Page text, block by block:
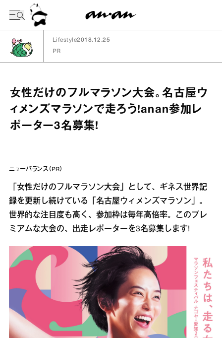
Lifestyle2018.12.25
PR
女性だけのフルマラソン大会。名古屋ウ
ィメンズマラソンで走ろう!anan参加レ
ポーター3名募集!
ニューバランス（PR）
「女性だけのフルマラソン大会」として、ギネス世界記
録を更新し続けている「名古屋ウィメンズマラソン」。
世界的な注目度も高く、参加枠は毎年高倍率。このプレ
ミアムな大会の、出走レポーターを3名募集します!